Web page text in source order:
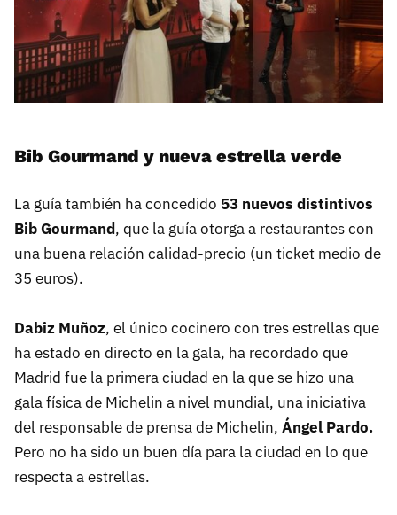
Bib Gourmand y nueva estrella verde
La guía también ha concedido 53 nuevos distintivos
Bib Gourmand, que la guía otorga a restaurantes con
una buena relación calidad-precio (un ticket medio de
35 euros).
Dabiz Muñoz, el único cocinero con tres estrellas que
ha estado en directo en la gala, ha recordado que
Madrid fue la primera ciudad en la que se hizo una
gala física de Michelin a nivel mundial, una iniciativa
del responsable de prensa de Michelin, Ángel Pardo.
Pero no ha sido un buen día para la ciudad en lo que
respecta a estrellas.